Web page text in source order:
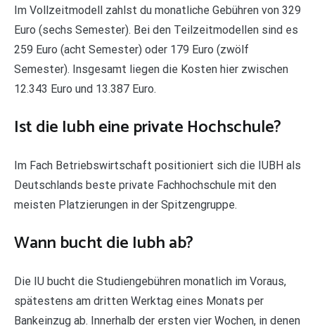
Im Vollzeitmodell zahlst du monatliche Gebühren von 329
Euro (sechs Semester). Bei den Teilzeitmodellen sind es
259 Euro (acht Semester) oder 179 Euro (zwölf
Semester). Insgesamt liegen die Kosten hier zwischen
12.343 Euro und 13.387 Euro.
Ist die Iubh eine private Hochschule?
Im Fach Betriebswirtschaft positioniert sich die IUBH als
Deutschlands beste private Fachhochschule mit den
meisten Platzierungen in der Spitzengruppe.
Wann bucht die Iubh ab?
Die IU bucht die Studiengebühren monatlich im Voraus,
spätestens am dritten Werktag eines Monats per
Bankeinzug ab. Innerhalb der ersten vier Wochen, in denen